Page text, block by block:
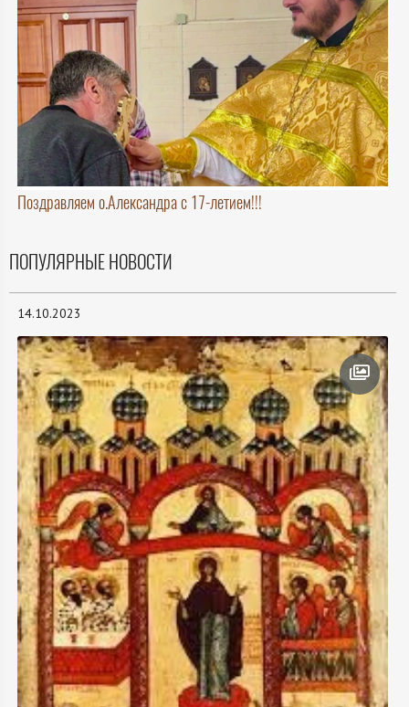
Поздравляем о.Александра с 17-летием!!!
ПОПУЛЯРНЫЕ НОВОСТИ
14.10.2023